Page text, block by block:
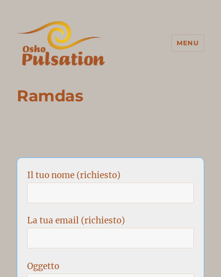
MENU
Ramdas
Il tuo nome (richiesto)
La tua email (richiesto)
Oggetto